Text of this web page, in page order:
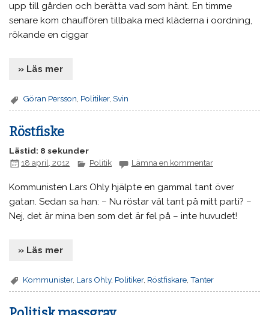
upp till gården och berätta vad som hänt. En timme
senare kom chauffören tillbaka med kläderna i oordning,
rökande en ciggar
» Läs mer
Göran Persson Politiker,Svin
Röstfiske
Lästid: 8 sekunder
18 april, 2012
Politik Lämna en kommentar
Kommunisten Lars Ohly hjälpte en gammal tant över
gatan. Sedan sa han: – Nu röstar väl tant på mitt parti? –
Nej, det är mina ben som det är fel på – inte huvudet!
» Läs mer
Kommunister, Lars Ohly, Politiker, Röstfiskare ,Tanter